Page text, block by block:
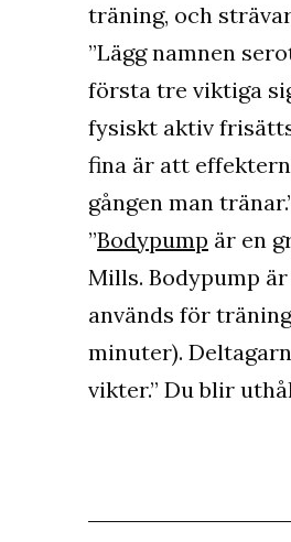
träning, och
”Lägg namnen
första tre viktiga
fysiskt aktiv
fina är att
gången man
”Bodypump är en
Mills. Bodypump
används för
minuter).
vikter.” Du blir